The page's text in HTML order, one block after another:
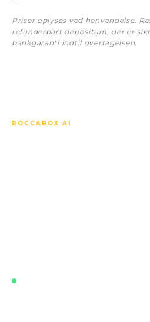
Priser oplyses ved henvendelse.
refunderbart depositum, der er
bankgaranti indtil overtagelsen.
ROCCABOX AI